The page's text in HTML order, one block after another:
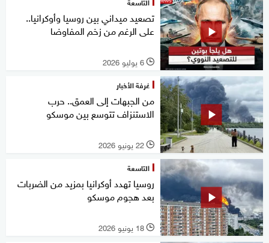
تصعيد ميداني بين روسيا وأوكرانيا..
على الرغم من زخم المفاوضا
l 6 يوليو 2026
غرفة الأخبار
من الجبهات إلى العمق.. حرب
الاستنزاف تتوسع بين موسكو
l 22 يونيو 2026
التاسعة
روسيا تهدد أوكرانيا بمزيد من الضربات
بعد هجوم موسكو
l 18 يونيو 2026